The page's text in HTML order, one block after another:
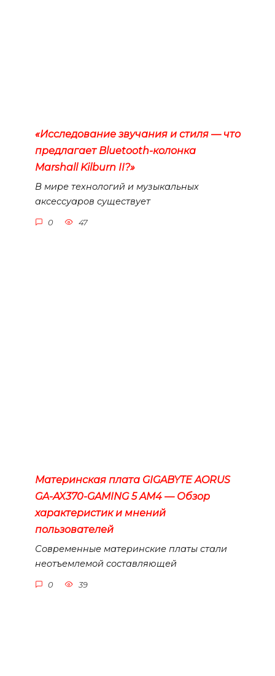
«Исследование звучания и стиля — что
предлагает Bluetooth-колонка
Marshall Kilburn II?»
В мире технологий и музыкальных
аксессуаров существует
0 47
Материнская плата GIGABYTE AORUS
GA-AX370-GAMING 5 AM4 — Обзор
характеристик и мнений
пользователей
Современные материнские платы стали
неотъемлемой составляющей
0 39